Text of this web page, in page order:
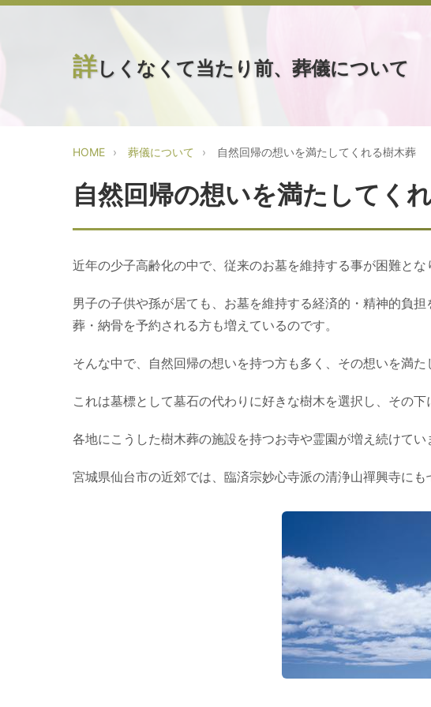
詳しくなくて当たり前、葬儀について
HOME 葬儀について 自然回帰の想いを満たしてくれる樹木葬
自然回帰の想いを満たしてく
近年の少子高齢化の中で、従来のお墓を維持する事が困難とな
男子の子供や孫が居ても、お墓を維持する経済的・精神的負
葬・納骨を予約される方も増えているのです。
そんな中で、自然回帰の想いを持つ方も多く、その想いを満
これは墓標として墓石の代わりに好きな樹木を選択し、その下
各地にこうした樹木葬の施設を持つお寺や霊園が増え続けてい
宮城県仙台市の近郊では、臨済宗妙心寺派の清浄山禪興寺にも